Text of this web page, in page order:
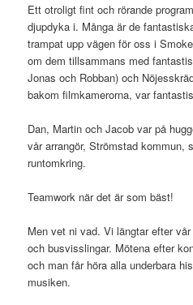
Ett otroligt fint och rörande
djupdyka i. Många är de
trampat upp vägen för oss i
om dem tillsammans med
Jonas och Robban) och
bakom filmkamerorna, var
Dan, Martin och Jacob var på
vår arrangör, Strömstad kommun,
runtomkring.
Teamwork när det är som bäst!
Men vet ni vad. Vi längtar efter
och busvisslingar. Mötena efter
och man får höra alla underbara
musiken.